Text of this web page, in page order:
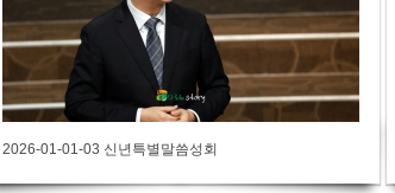
2026-01-01-03 신년특별말씀성회